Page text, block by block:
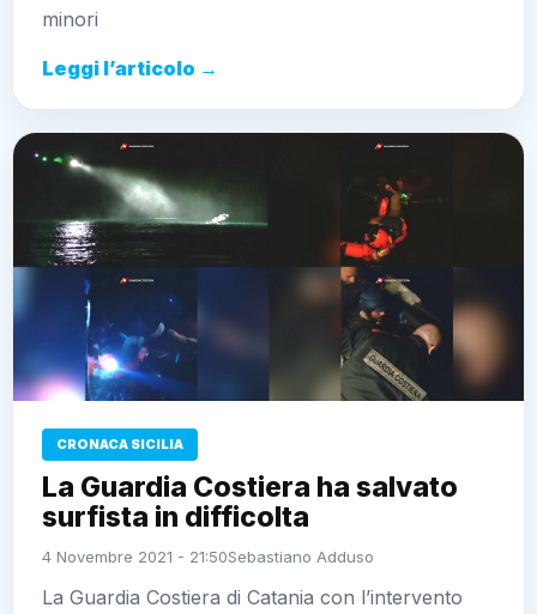
minori
Leggi l’articolo →
CRONACA SICILIA
La Guardia Costiera ha salvato
surfista in difficolta
4 Novembre 2021 - 21:50Sebastiano Adduso
La Guardia Costiera di Catania con l’intervento